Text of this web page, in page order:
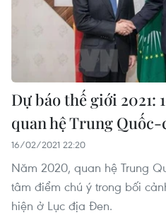
Dự báo thế giới 2021:
quan hệ Trung Quốc-
16/02/2021 22:20
Năm 2020, quan hệ Trung
tâm điểm chú ý trong bối
hiện ở Lục địa Đen.